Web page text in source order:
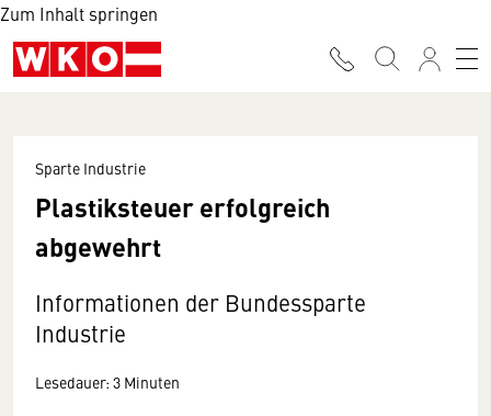
Zum Inhalt springen
Sparte Industrie
Plastiksteuer erfolgreich
abgewehrt
Informationen der Bundessparte
Industrie
Lesedauer: 3 Minuten